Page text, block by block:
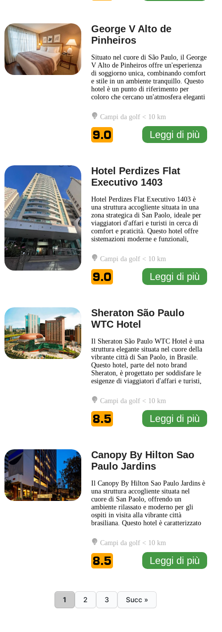
George V Alto de
Pinheiros
Situato nel cuore di São Paulo, il George
V Alto de Pinheiros offre un'esperienza
di soggiorno unica, combinando comfort
e stile in un ambiente tranquillo. Questo
hotel è un punto di riferimento per
coloro che cercano un'atmosfera eleganti
interni riflette un'armonia tra modernità
e tradizione, creando spazi accoglienti
che invitano al relax dopo una lunga...
Leggi di più
Campi da golf < 10 km
9.0 Leggi di più
Hotel Perdizes Flat
Executivo 1403
Hotel Perdizes Flat Executivo 1403 è
una struttura accogliente situata in una
zona strategica di San Paolo, ideale per
viaggiatori d'affari e turisti in cerca di
comfort e praticità. Questo hotel offre
sistemazioni moderne e funzionali,
rilassante e senza fronzoli. Gli ospiti
potranno godere di camere ben arredate,
dotate di tutti i servizi essenziali per
garantire
... Leggi di più
Campi da golf < 10 km
9.0 Leggi di più
Sheraton São Paulo
WTC Hotel
Il Sheraton São Paulo WTC Hotel è una
struttura elegante situata nel cuore della
vibrante città di San Paolo, in Brasile.
Questo hotel, parte del noto brand
Sheraton, è progettato per soddisfare le
esigenze di viaggiatori d'affari e turisti,
servizi di alta qualità. Gli ospiti possono
usufruire di camere spaziose, arredate
con gusto, dotate di tutte le comodità ...
Leggi di più
Campi da golf < 10 km
8.5 Leggi di più
Canopy By Hilton Sao
Paulo Jardins
Il Canopy By Hilton Sao Paulo Jardins è
una struttura accogliente situata nel
cuore di San Paolo, offrendo un
ambiente rilassato e moderno per gli
ospiti in visita alla vibrante città
brasiliana. Questo hotel è caratterizzato
ben curati, che riflettono l'energia unica
della metropoli. Gli ospiti possono
godere di una varietà di servizi, tra cui
un ristorante che
... Leggi di più
Campi da golf < 10 km
8.5 Leggi di più
1 2 3 Succ »